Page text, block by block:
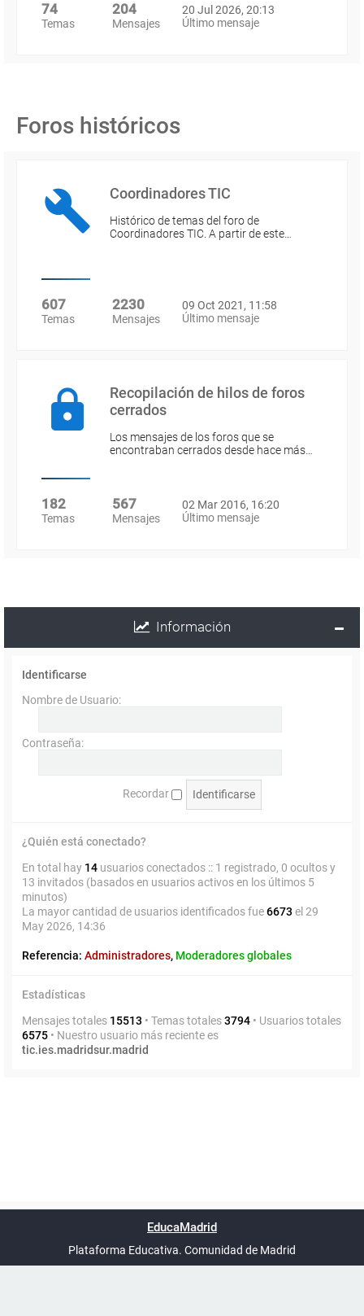
74
Temas
204
Mensajes
20 Jul 2026, 20:13
Último mensaje
Foros históricos
Coordinadores TIC
Histórico de temas del foro de
Coordinadores TIC. A partir de este…
607
Temas
2230
Mensajes
09 Oct 2021, 11:58
Último mensaje
Recopilación de hilos de foros
cerrados
Los mensajes de los foros que se
encontraban cerrados desde hace más…
182
Temas
567
Mensajes
02 Mar 2016, 16:20
Último mensaje
Información
Identificarse
Nombre de Usuario:
Contraseña:
Recordar
¿Quién está conectado?
En total hay 14 usuarios conectados :: 1 registrado, 0 ocultos y
13 invitados (basados en usuarios activos en los últimos 5
minutos)
La mayor cantidad de usuarios identificados fue6673 el 29
May 2026, 14:36
Referencia: Administradores, Moderadores globales
Estadísticas
Mensajes totales 15513 • Temas totales3794 • Usuarios totales
6575 • Nuestro usuario más reciente es
tic.ies.madridsur.madrid
UTC+02:00
phpBB España
EducaMadrid
Plataforma Educativa. Comunidad de Madrid